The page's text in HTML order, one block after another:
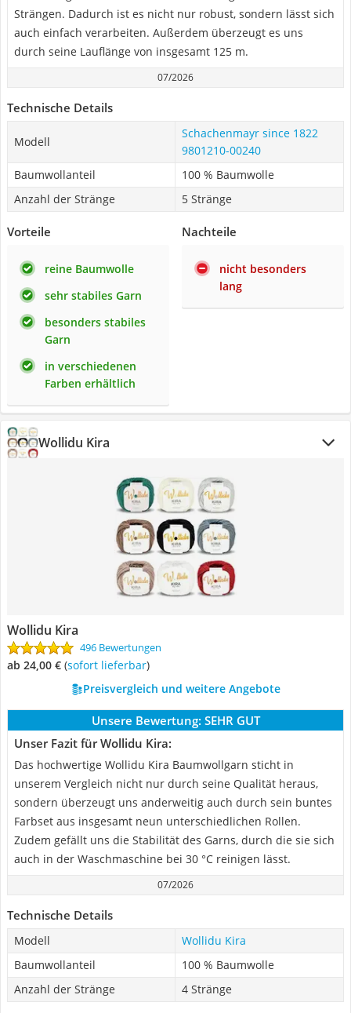
Strängen. Dadurch ist es nicht nur robust, sondern lässt sich
auch einfach verarbeiten. Außerdem überzeugt es uns
durch seine Lauflänge von insgesamt 125 m.
07/2026
Technische Details
Modell
Schachenmayr since 1822
9801210-00240
Baumwollanteil
100 % Baumwolle
Anzahl der Stränge
5 Stränge
Vorteile
reine Baumwolle
sehr stabiles Garn
besonders stabiles
Garn
in verschiedenen
Farben erhältlich
Nachteile
nicht besonders
lang
Wollidu Kira
Wollidu Kira
496 Bewertungen
ab 24,00 € ( Sofort lieferbar)
Preisvergleich und weitere Angebote
Unsere Bewertung: SEHR GUT
Unser Fazit für Wollidu Kira:
Das hochwertige Wollidu Kira Baumwollgarn sticht in
unserem Vergleich nicht nur durch seine Qualität heraus,
sondern überzeugt uns anderweitig auch durch sein buntes
Farbset aus insgesamt neun unterschiedlichen Rollen.
Zudem gefällt uns die Stabilität des Garns, durch die sie sich
auch in der Waschmaschine bei 30 °C reinigen lässt.
07/2026
Technische Details
Modell
Wollidu Kira
Baumwollanteil
100 % Baumwolle
Anzahl der Stränge
4 Stränge